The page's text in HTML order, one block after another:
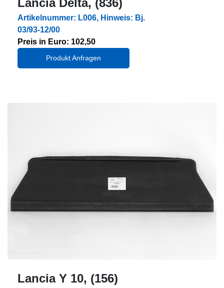
Artikelnummer: L006, Hinweis: Bj.
03/93-12/00
Preis in Euro: 102,50
Produkt Anfragen
Lancia Y 10, (156)